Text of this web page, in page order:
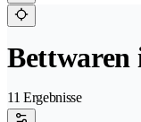
Bettwaren
11 Ergebnisse